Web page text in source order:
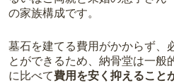
の家族構成です。
墓石を建てる費用がかからず、
とができるため、納骨堂は一般
に比べて費用を安く抑えること